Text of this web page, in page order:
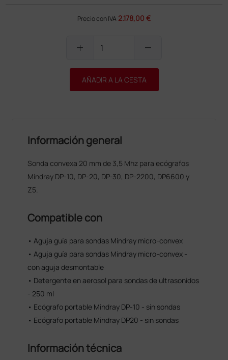
Precio con IVA 2.178,00 €
add remove
AÑADIR A LA CESTA
Información general
Sonda convexa 20 mm de 3,5 Mhz para ecógrafos
Mindray DP-10, DP-20, DP-30, DP-2200, DP6600 y
Z5.
Compatible con
• Aguja guía para sondas Mindray micro-convex
• Aguja guía para sondas Mindray micro-convex -
con aguja desmontable
• Detergente en aerosol para sondas de ultrasonidos
- 250 ml
• Ecógrafo portable Mindray DP-10 - sin sondas
• Ecógrafo portable Mindray DP20 - sin sondas
Información técnica